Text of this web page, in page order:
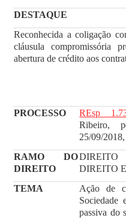
DESTAQUE
Reconhecida a coligação
cláusula compromissória
abertura de crédito aos
PROCESSO REsp
Ribeiro,
25/09/
RAMO DO
DIREITO
DIREITO
TEMA
Ação de
Sociedade
passiva do